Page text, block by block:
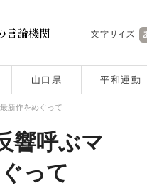
山口県 平和運動
新作をめぐって
響呼ぶマ
って